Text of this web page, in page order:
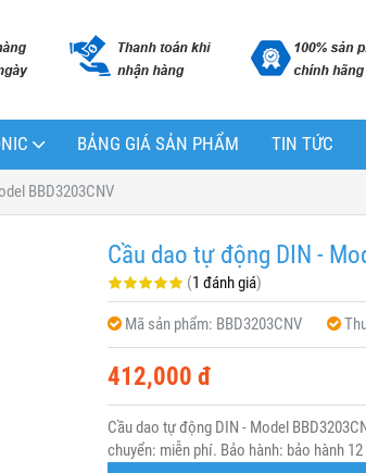
BẢNG GIÁ SẢN PHẨM TIN TỨC
BBD3203CNV
Cầu dao tự động DIN -
(1 đánh giá)
Mã sản phẩm: BBD3203CNV
412,000 đ
Cầu dao tự động DIN - Model
chuyển: miễn phí. Bảo hành: bảo hành